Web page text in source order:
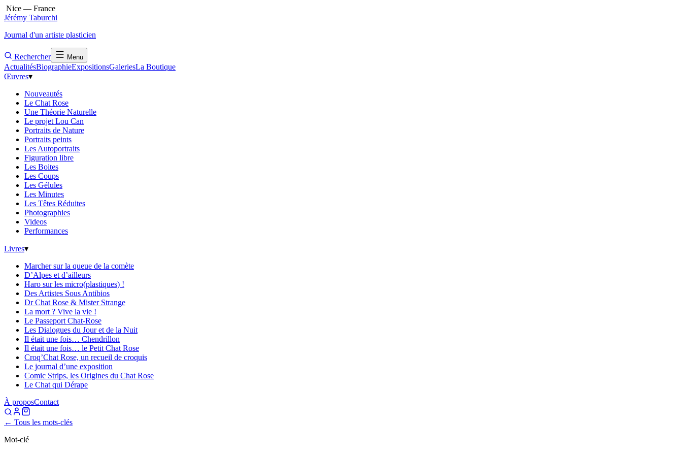
Nice — France
Jérémy Taburchi
Journal d'un artiste plasticien
Rechercher Menu
ActualitésBiographieExpositionsGaleriesLa Boutique
Œuvres▾
Nouveautés
Le Chat Rose
Une Théorie Naturelle
Le projet Lou Can
Portraits de Nature
Portraits peints
Les Autoportraits
Figuration libre
Les Boites
Les Coups
Les Gélules
Les Minutes
Les Têtes Réduites
Photographies
Videos
Performances
Livres▾
Marcher sur la queue de la comète
D’Alpes et d’ailleurs
Haro sur les micro(plastiques) !
Des Artistes Sous Antibios
Dr Chat Rose & Mister Strange
La mort ? Vive la vie !
Le Passeport Chat-Rose
Les Dialogues du Jour et de la Nuit
Il était une fois… Chendrillon
Il était une fois… le Petit Chat Rose
Croq’Chat Rose, un recueil de croquis
Le journal d’une exposition
Comic Strips, les Origines du Chat Rose
Le Chat qui Dérape
À proposContact
← Tous les mots-clés
Mot-clé